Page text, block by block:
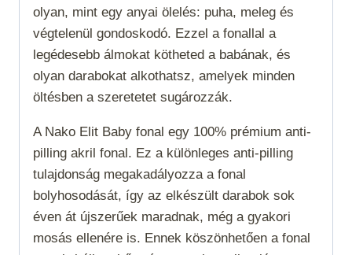
olyan, mint egy anyai ölelés: puha, meleg és
végtelenül gondoskodó. Ezzel a fonallal a
legédesebb álmokat kötheted a babának, és
olyan darabokat alkothatsz, amelyek minden
öltésben a szeretetet sugározzák.
A Nako Elit Baby fonal egy 100% prémium anti-
pilling akril fonal. Ez a különleges anti-pilling
tulajdonság megakadályozza a fonal
bolyhosodását, így az elkészült darabok sok
éven át újszerűek maradnak, még a gyakori
mosás ellenére is. Ennek köszönhetően a fonal